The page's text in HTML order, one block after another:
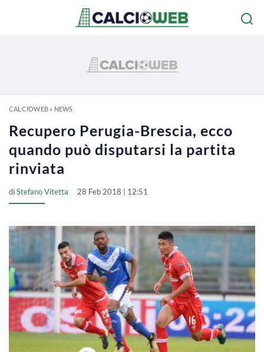
CALCIOWEB» NEWS
Recupero Perugia-Brescia, ecco
quando può disputarsi la partita
rinviata
diStefano Vitetta 28 Feb 2018 | 12:51